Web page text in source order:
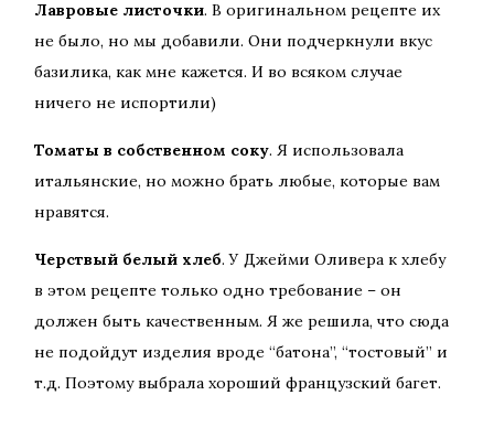
Лавровые листочки. В оригинальном рецепте их
не было, но мы добавили. Они подчеркнули вкус
базилика, как мне кажется. И во всяком случае
ничего не испортили)
Томаты в собственном соку. Я использовала
итальянские, но можно брать любые, которые вам
нравятся.
Черствый белый хлеб. У Джейми Оливера к хлебу
в этом рецепте только одно требование – он
должен быть качественным. Я же решила, что сюда
не подойдут изделия вроде “батона”, “тостовый” и
т.д. Поэтому выбрала хороший французский багет.